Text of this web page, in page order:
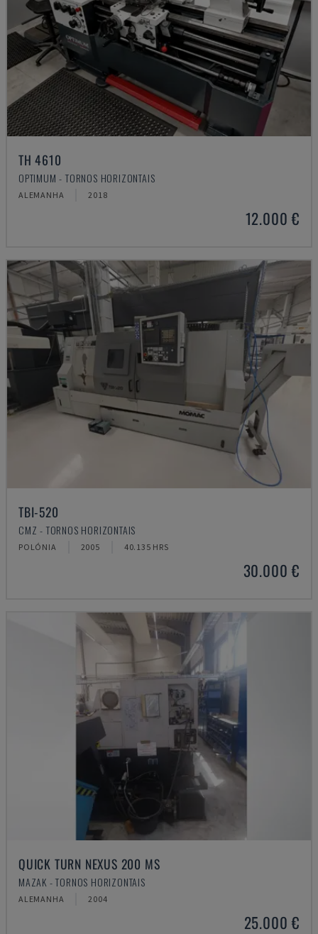
TH 4610
OPTIMUM - TORNOS HORIZONTAIS
ALEMANHA 2018
12.000 €
TBI-520
CMZ - TORNOS HORIZONTAIS
POLÓNIA 2005 40.135 HRS
30.000 €
QUICK TURN NEXUS 200 MS
MAZAK - TORNOS HORIZONTAIS
ALEMANHA 2004
25.000 €